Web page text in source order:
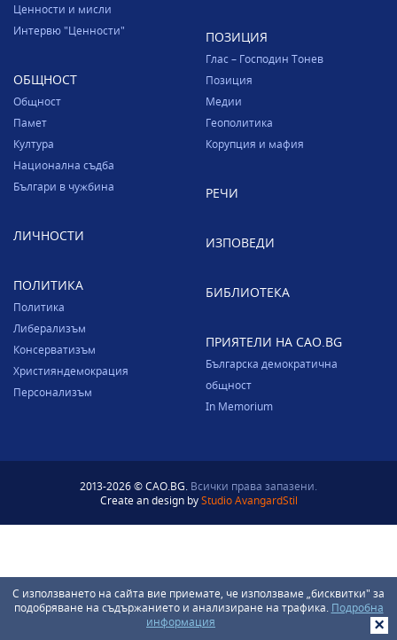
С използването на сайта вие приемате, че използваме „бисквитки" за
подобряване на съдържанието и анализиране на трафика. Подробна
информация
Ценности и мисли
Интервю "Ценности"
ОБЩНОСТ
Общност
Памет
Култура
Национална съдба
Българи в чужбина
ЛИЧНОСТИ
ПОЛИТИКА
Политика
Либерализъм
Консерватизъм
Християндемокрация
Персонализъм
ПОЗИЦИЯ
Глас – Господин Тонев
Позиция
Медии
Геополитика
Корупция и мафия
РЕЧИ
ИЗПОВЕДИ
БИБЛИОТЕКА
ПРИЯТЕЛИ НА CAO.BG
Българска демократична
общност
In Memorium
2013-2026 © CAO.BG. Всички права запазени.
Create an design byStudio AvangardStil